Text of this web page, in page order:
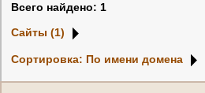
Всего найдено: 1
Сайты (1)
Сортировка: По имени домена